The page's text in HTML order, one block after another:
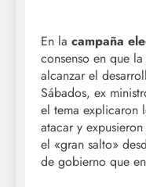
En la campaña
consenso en que
alcanzar el
Sábados, ex
el tema explicaron
atacar y
el «gran salto»
de gobierno que